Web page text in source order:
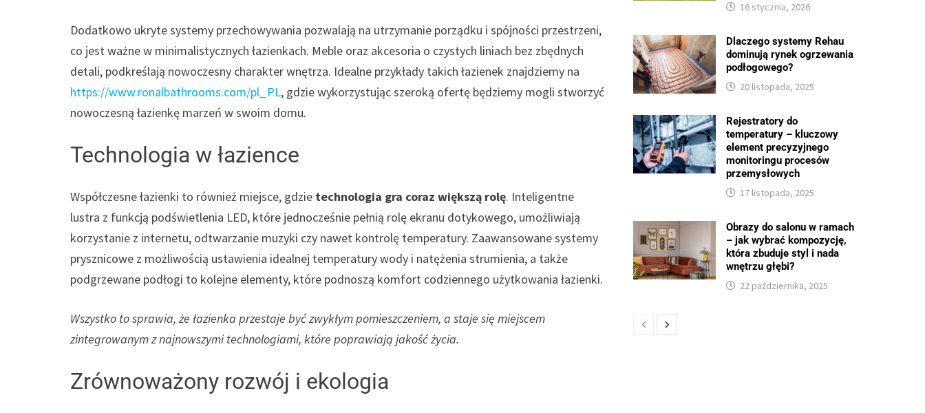
Dodatkowo ukryte systemy przechowywania pozwalają na utrzymanie porządku i spójności przestrzeni,
co jest ważne w minimalistycznych łazienkach. Meble oraz akcesoria o czystych liniach bez zbędnych
detali, podkreślają nowoczesny charakter wnętrza. Idealne przykłady takich łazienek znajdziemy na
https://www.ronalbathrooms.com/pl_PL, gdzie wykorzystując szeroką ofertę będziemy mogli stworzyć
nowoczesną łazienkę marzeń w swoim domu.
Technologia w łazience
Współczesne łazienki to również miejsce, gdzie technologia gra coraz większą rolę. Inteligentne
lustra z funkcją podświetlenia LED, które jednocześnie pełnią rolę ekranu dotykowego, umożliwiają
korzystanie z internetu, odtwarzanie muzyki czy nawet kontrolę temperatury. Zaawansowane systemy
prysznicowe z możliwością ustawienia idealnej temperatury wody i natężenia strumienia, a także
podgrzewane podłogi to kolejne elementy, które podnoszą komfort codziennego użytkowania łazienki.
Wszystko to sprawia, że łazienka przestaje być zwykłym pomieszczeniem, a staje się miejscem
zintegrowanym z najnowszymi technologiami, które poprawiają jakość życia.
Zrównoważony rozwój i ekologia
16 stycznia, 2026
Dlaczego systemy Rehau
dominują rynek ogrzewania
podłogowego?
20 listopada, 2025
Rejestratory do
temperatury – kluczowy
element precyzyjnego
monitoringu procesów
przemysłowych
17 listopada, 2025
Obrazy do salonu w ramach
– jak wybrać kompozycję,
która zbuduje styl i nada
wnętrzu głębi?
22 października, 2025